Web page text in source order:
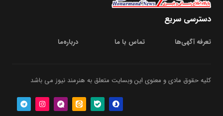
دسترسی سریع
تعرفه آگهی‌ها تماس با ما درباره‌‌ما
کلیه حقوق مادی و معنوی این وبسایت متعلق به هنرمند نیوز می باشد